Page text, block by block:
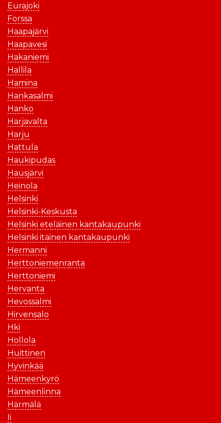
Eurajoki
Forssa
Haapajärvi
Haapavesi
Hakaniemi
Hallila
Hamina
Hankasalmi
Hanko
Harjavalta
Harju
Hattula
Haukipudas
Hausjärvi
Heinola
Helsinki
Helsinki-Keskusta
Helsinki eteläinen kantakaupunki
Helsinki itäinen kantakaupunki
Hermanni
Herttoniemenranta
Herttoniemi
Hervanta
Hevossalmi
Hirvensalo
Hki
Hollola
Huittinen
Hyvinkää
Hämeenkyrö
Hämeenlinna
Härmälä
Ii